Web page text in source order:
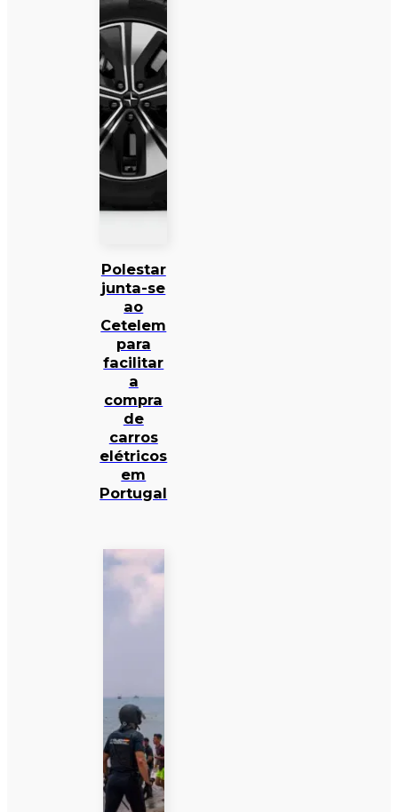
Polestar
junta-se
ao
Cetelem
para
facilitar
a
compra
de
carros
elétricos
em
Portugal